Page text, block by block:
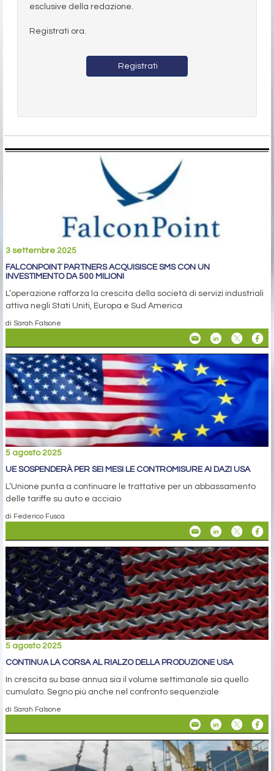
esclusive della redazione.
Registrati ora.
Registrati
3 settembre 2025
FALCONPOINT PARTNERS ACQUISISCE SMS CON UN
INVESTIMENTO DA 500 MILIONI
L’operazione rafforza la crescita della società di servizi industriali
attiva negli Stati Uniti, Europa e Sud America
di Sarah Falsone
5 agosto 2025
UE SOSPENDERÀ PER SEI MESI LE CONTROMISURE AI DAZI USA
L’Unione punta a continuare le trattative per un abbassamento
delle tariffe su auto e acciaio
di Federico Fusca
5 agosto 2025
CONTINUA LA CORSA AL RIALZO DELLA PRODUZIONE USA
In crescita su base annua sia il volume settimanale sia quello
cumulato. Segno più anche nel confronto sequenziale
di Sarah Falsone